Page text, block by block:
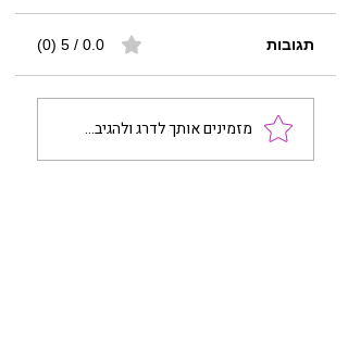
תגובות 0.0 / 5 ‏(0)
מזמינים אותך לדרג ולהגיב...